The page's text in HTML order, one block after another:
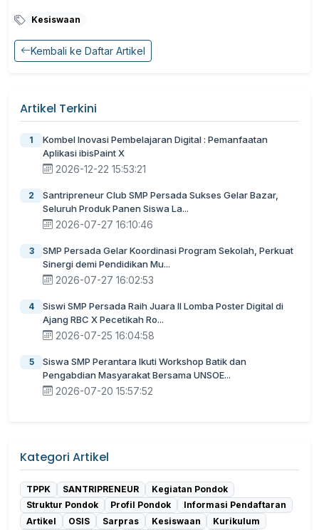
Kesiswaan
Kembali ke Daftar Artikel
Artikel Terkini
1
Kombel Inovasi Pembelajaran Digital : Pemanfaatan
Aplikasi ibisPaint X
2026-12-22 15:53:21
2
Santripreneur Club SMP Persada Sukses Gelar Bazar,
Seluruh Produk Panen Siswa La...
2026-07-27 16:10:46
3
SMP Persada Gelar Koordinasi Program Sekolah, Perkuat
Sinergi demi Pendidikan Mu...
2026-07-27 16:02:53
4
Siswi SMP Persada Raih Juara II Lomba Poster Digital di
Ajang RBC X Pecetikah Ro...
2026-07-25 16:04:58
5
Siswa SMP Perantara Ikuti Workshop Batik dan
Pengabdian Masyarakat Bersama UNSOE...
2026-07-20 15:57:52
Kategori Artikel
TPPK SANTRIPRENEUR
Kegiatan Pondok
Struktur Pondok
Profil Pondok
Informasi Pendaftaran
Artikel
OSIS Sarpras Kesiswaan
Kurikulum